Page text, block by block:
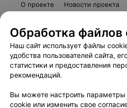
О проекте Новости проекта
Пользовательское
Вакансии
Написать
Обработка
Обработка файлов
Наш сайт использует файлы
удобства пользователей сайта,
статистики и предоставления
рекомендаций.
Вы можете настроить параметры
cookie или изменить свое